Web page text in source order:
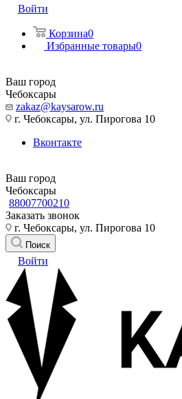
Войти
Корзина0
Избранные товары0
Ваш город
Чебоксары
zakaz@kaysarow.ru
г. Чебоксары, ул. Пирогова 10
Вконтакте
Ваш город
Чебоксары
88007700210
Заказать звонок
г. Чебоксары, ул. Пирогова 10
Поиск
Войти